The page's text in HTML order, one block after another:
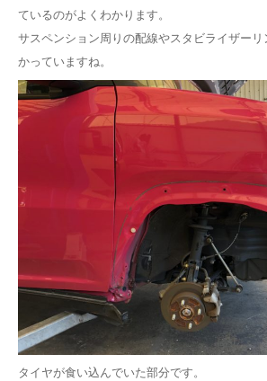
ているのがよくわかります。
サスペンション周りの配線やスタビライザー
かっていますね。
タイヤが食い込んでいた部分です。